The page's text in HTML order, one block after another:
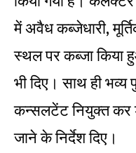
में अवैध कब्जेधारी,
स्थल पर कब्जा किया
भी दिए। साथ ही भव्य
कन्सलटेंट नियुक्त कर
जाने के निर्देश दिए।